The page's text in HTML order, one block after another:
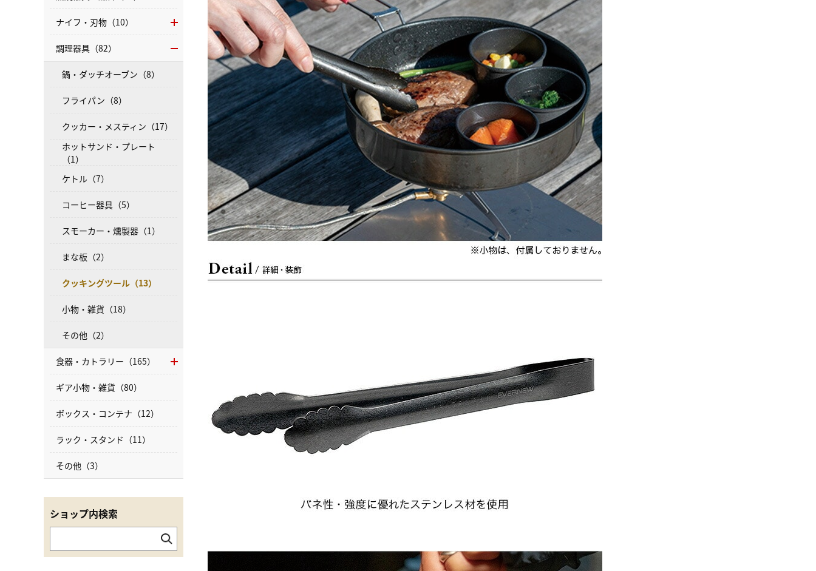
ナイフ・刃物（10）
調理器具（82）
鍋・ダッチオーブン（8）
フライパン（8）
クッカー・メスティン（17）
ホットサンド・プレート
（1）
ケトル（7）
コーヒー器具（5）
スモーカー・燻製器（1）
まな板（2）
クッキングツール（13）
小物・雑貨（18）
その他（2）
食器・カトラリー（165）
ギア小物・雑貨（80）
ボックス・コンテナ（12）
ラック・スタンド（11）
その他（3）
ショップ内検索